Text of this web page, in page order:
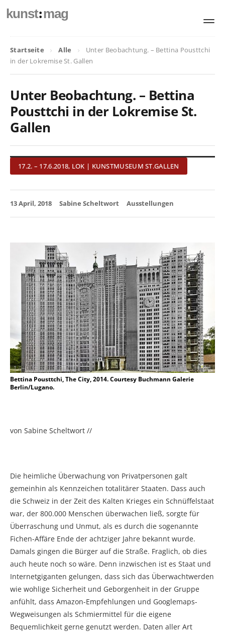
kunst:mag
Startseite Alle
Unter Beobachtung. – Bettina Pousttchi
in der Lokremise St. Gallen
Unter Beobachtung. – Bettina
Pousttchi in der Lokremise St.
Gallen
17.2. – 17.6.2018, LOK | KUNSTMUSEUM ST.GALLEN
13 April, 2018 Sabine Scheltwort Ausstellungen
Bettina Pousttchi, The City, 2014. Courtesy Buchmann Galerie
Berlin/Lugano.
von Sabine Scheltwort //
Die heimliche Überwachung von Privatpersonen galt
gemeinhin als Kennzeichen totalitärer Staaten. Dass auch
die Schweiz in der Zeit des Kalten Krieges ein Schnüffelstaat
war, der 800.000 Menschen überwachen ließ, sorgte für
Überraschung und Unmut, als es durch die sogenannte
Fichen-Affäre Ende der achtziger Jahre bekannt wurde.
Damals gingen die Bürger auf die Straße. Fraglich, ob dies
auch heute noch so wäre. Denn inzwischen ist es Staat und
Internetgiganten gelungen, dass sich das Überwachtwerden
wie wohlige Sicherheit und Geborgenheit in der Gruppe
anfühlt, dass Amazon-Empfehlungen und Googlemaps-
Wegweisungen als Schmiermittel für die eigene
Bequemlichkeit gerne genutzt werden. Daten aller Art